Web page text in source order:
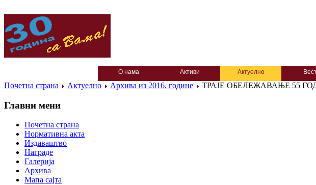
О нама Активи Актуелно
Почетна страна Актуелно Архива из 2016. године ТРАЈЕ ОБЕЛЕЖАВАЊЕ 55
Главни мени
Почетна страна
Нормативна акта
Издаваштво
Награде
Галерија
Архива
Мапа сајта